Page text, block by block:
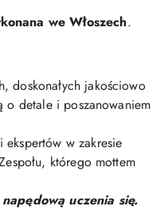
we Włoszech.
doskonałych jakościowo
o detale i poszanowaniem
w zakresie
którego mottem
uczenia się.